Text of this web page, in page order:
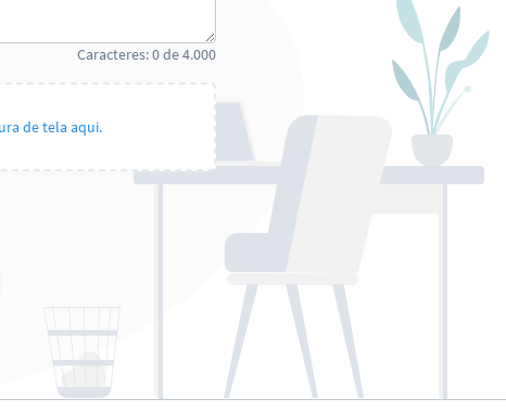
Caracteres:0de4.000
de tela aqui.